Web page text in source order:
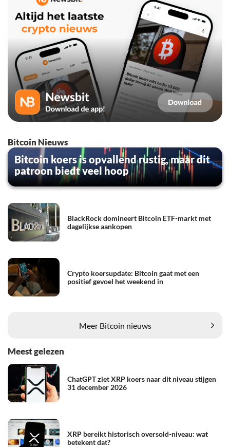
Bitcoin Nieuws
Bitcoin koers is opvallend rustig, maar dit
patroon biedt veel hoop
BlackRock domineert Bitcoin ETF-markt met
dagelijkse aankopen
Crypto koersupdate: Bitcoin gaat met een
positief gevoel het weekend in
Meer Bitcoin nieuws
Meest gelezen
ChatGPT ziet XRP koers naar dit niveau stijgen
31 december 2026
XRP bereikt historisch oversold-niveau: wat
betekent dat?